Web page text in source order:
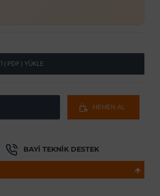
( PDF ) YÜKLE
HEMEN AL
BAYI TEKNIK DESTEK